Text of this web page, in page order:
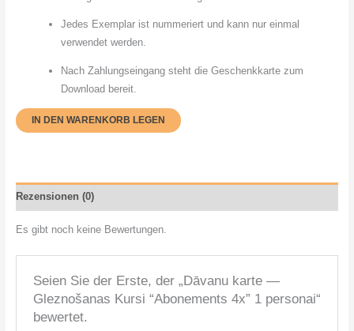
Jedes Exemplar ist nummeriert und kann nur einmal
verwendet werden.
Nach Zahlungseingang steht die Geschenkkarte zum
Download bereit.
IN DEN WARENKORB LEGEN
Rezensionen (0)
Es gibt noch keine Bewertungen.
Seien Sie der Erste, der „Dāvanu karte —
Gleznošanas Kursi “Abonements 4x” 1 personai“
bewertet.